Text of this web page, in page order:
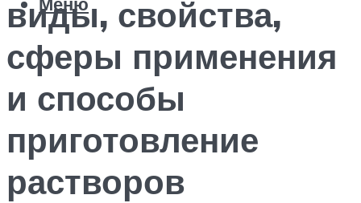
виды, свойства,
сферы применения
и способы
приготовление
растворов